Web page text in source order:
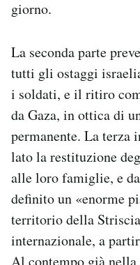
giorno.
La seconda parte
tutti gli ostaggi
i soldati, e il ritiro
da Gaza, in ottica di
permanente. La terza
lato la restituzione
alle loro famiglie, e
definito un «enorme
territorio della
internazionale, a